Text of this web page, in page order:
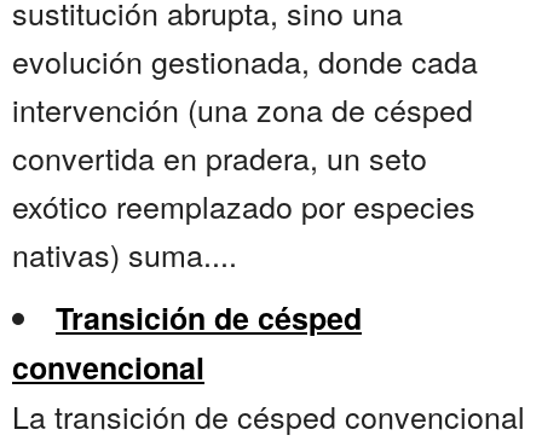
sustitución abrupta, sino una
evolución gestionada, donde cada
intervención (una zona de césped
convertida en pradera, un seto
exótico reemplazado por especies
nativas) suma....
Transición de césped
convencional
La transición de césped convencional